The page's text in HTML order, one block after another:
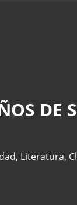
DE
, Literatura,